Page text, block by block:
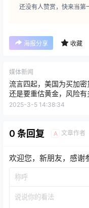
还没有人赞赏，快来当第
海报分享 收藏
媒体新闻
流言四起，美国为买加密
还是要重估黄金，风险有
大？
2025-3-5 14:38:34
0 条回复 A 文章作者
欢迎您，新朋友，感谢